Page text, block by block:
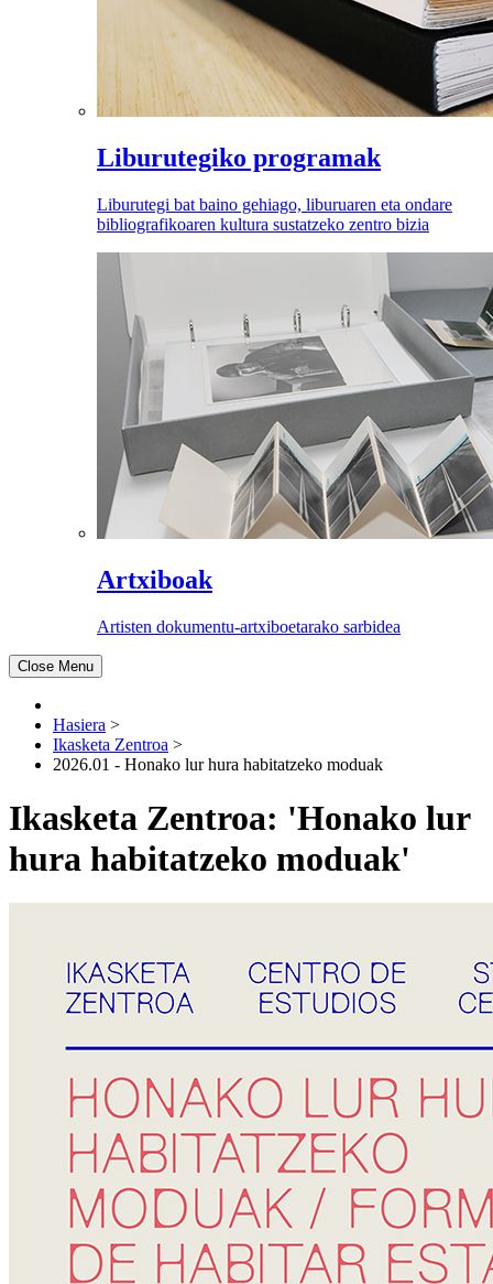
Liburutegiko programak
Liburutegi bat baino gehiago, liburuaren eta ondare
bibliografikoaren kultura sustatzeko zentro bizia
Artxiboak
Artisten dokumentu-artxiboetarako sarbidea
Close Menu
Hasiera >
Ikasketa Zentroa >
2026.01 - Honako lur hura habitatzeko moduak
Ikasketa Zentroa: 'Honako lur
hura habitatzeko moduak'